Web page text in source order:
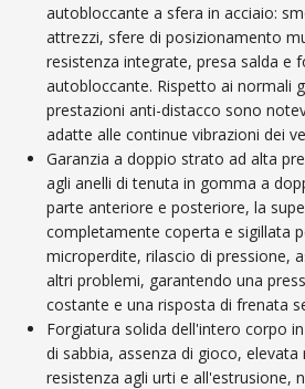
autobloccante a sfera in acciaio:
attrezzi, sfere di posizionamento
resistenza integrate, presa salda e
autobloccante. Rispetto ai normali
prestazioni anti-distacco sono
adatte alle continue vibrazioni dei
Garanzia a doppio strato ad alta
agli anelli di tenuta in gomma a
parte anteriore e posteriore, la
completamente coperta e sigillata
microperdite, rilascio di pressione,
altri problemi, garantendo una
costante e una risposta di frenata
Forgiatura solida dell'intero corpo
di sabbia, assenza di gioco,
resistenza agli urti e all'estrusione,